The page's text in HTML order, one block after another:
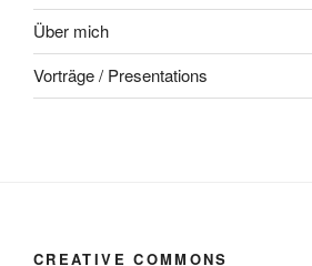
Über mich
Vorträge / Presentations
CREATIVE COMMONS